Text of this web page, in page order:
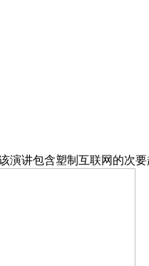
演讲包含塑制互联网的次